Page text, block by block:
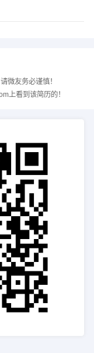
微友务必谨慎！
上看到该简历的！